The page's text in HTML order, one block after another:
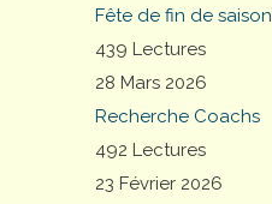
Fête de fin de saison
439 Lectures
28 Mars 2026
Recherche Coachs
492 Lectures
23 Février 2026